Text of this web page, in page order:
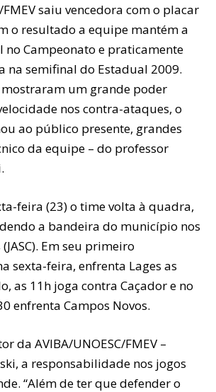
FMEV saiu vencedora com o placar
o resultado a equipe mantém a
no Campeonato e praticamente
na semifinal do Estadual 2009.
mostraram um grande poder
nos contra-ataques, o
ao público presente, grandes
da equipe – do professor
feira (23) o time volta à quadra,
a bandeira do município nos
Em seu primeiro
sexta-feira, enfrenta Lages as
as 11h joga contra Caçador e no
enfrenta Campos Novos.
da AVIBA/UNOESC/FMEV –
a responsabilidade nos jogos
“Além de ter que defender o